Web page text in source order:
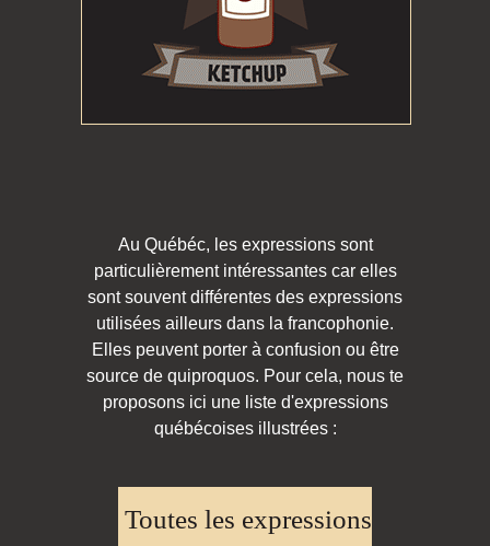
Au Québéc, les expressions sont
particulièrement intéressantes car elles
sont souvent différentes des expressions
utilisées ailleurs dans la francophonie.
Elles peuvent porter à confusion ou être
source de quiproquos. Pour cela, nous te
proposons ici une liste d'expressions
québécoises illustrées :
Toutes les expressions